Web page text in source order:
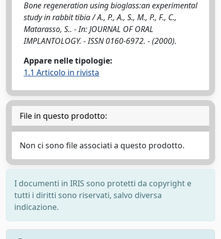
Bone regeneration using bioglass:an experimental
study in rabbit tibia / A., P., A., S., M., P., F., C.,
Matarasso, S.. - In: JOURNAL OF ORAL
IMPLANTOLOGY. - ISSN 0160-6972. - (2000).
Appare nelle tipologie:
1.1 Articolo in rivista
File in questo prodotto:
Non ci sono file associati a questo prodotto.
I documenti in IRIS sono protetti da copyright e
tutti i diritti sono riservati, salvo diversa
indicazione.